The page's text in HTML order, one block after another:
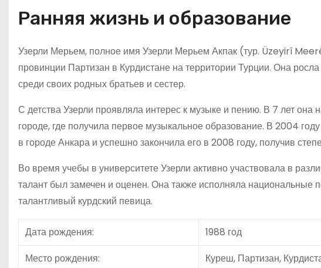
Ранняя жизнь и образование
Узерли Мерьем, полное имя Узерли Мерьем Акпак (тур. Üzeyirî
провинции Партизан в Курдистане на территории Турции. Она
среди своих родных братьев и сестер.
С детства Узерли проявляла интерес к музыке и пению. В 7 лет
городе, где получила первое музыкальное образование. В 2004
в городе Анкара и успешно закончила его в 2008 году, получив
Во время учебы в университете Узерли активно участвовала в
талант был замечен и оценен. Она также исполняла национальные
талантливый курдский певица.
Дата рождения:
1988 год
Место рождения:
Куреш, Партизан,